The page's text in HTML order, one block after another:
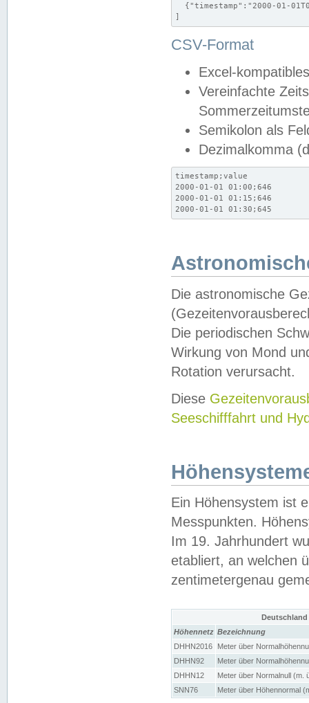
{"timestamp":"2000-01-
]
CSV-Format
Excel-
Vereinfachte
Semikolon als
Dezimalkomma
timestamp;value
2000-01-01 01:00;646
2000-01-01 01:15;646
2000-01-01 01:30;645
Die astronomische
Die periodischen
Wirkung von Mond
Rotation verursacht.
Diese
Seeschifffahrt und
Ein Höhensystem ist
Messpunkten.
Im 19. Jahrhundert
etabliert, an welchen
zentimetergenau
Höhennetz Bezeichnung
DHHN2016
Meter über
DHHN92
Meter über
DHHN12
Meter über Normalnull (m.
SNN76
Meter über Höhennormal